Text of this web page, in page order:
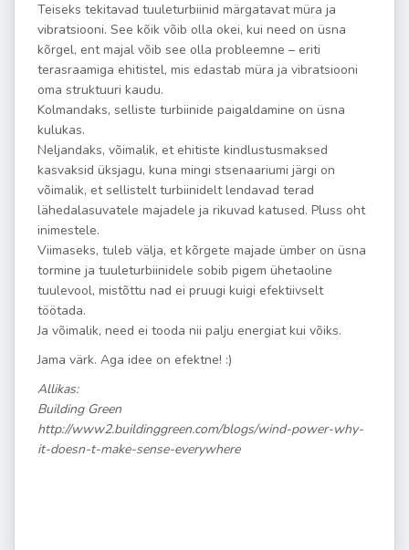
Teiseks tekitavad tuuleturbiinid märgatavat müra ja
vibratsiooni. See kõik võib olla okei, kui need on üsna
kõrgel, ent majal võib see olla probleemne – eriti
terasraamiga ehitistel, mis edastab müra ja vibratsiooni
oma struktuuri kaudu.
Kolmandaks, selliste turbiinide paigaldamine on üsna
kulukas.
Neljandaks, võimalik, et ehitiste kindlustusmaksed
kasvaksid üksjagu, kuna mingi stsenaariumi järgi on
võimalik, et sellistelt turbiinidelt lendavad terad
lähedalasuvatele majadele ja rikuvad katused. Pluss oht
inimestele.
Viimaseks, tuleb välja, et kõrgete majade ümber on üsna
tormine ja tuuleturbiinidele sobib pigem ühetaoline
tuulevool, mistõttu nad ei pruugi kuigi efektiivselt
töötada.
Ja võimalik, need ei tooda nii palju energiat kui võiks.
Jama värk. Aga idee on efektne! :)
Allikas:
Building Green
http://www2.buildinggreen.com/blogs/wind-power-why-
it-doesn-t-make-sense-everywhere